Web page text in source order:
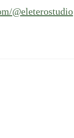
@eleterostudio